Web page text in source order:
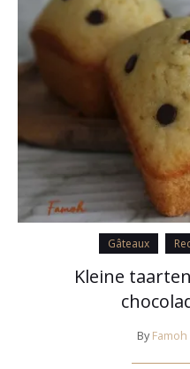
Gâteaux
Kleine
By Famoh